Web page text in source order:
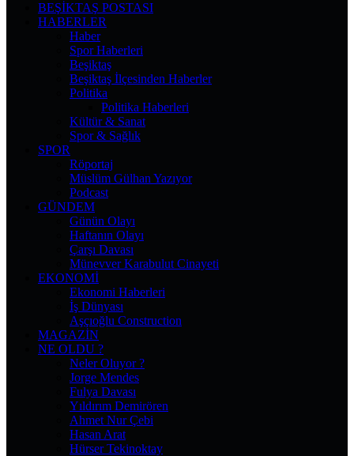
BEŞIKTAŞ POSTASI
HABERLER
Haber
Spor Haberleri
Beşiktaş
Beşiktaş İlçesinden Haberler
Politika
Politika Haberleri
Kültür & Sanat
Spor & Sağlık
SPOR
Röportaj
Müslüm Gülhan Yazıyor
Podcast
GÜNDEM
Günün Olayı
Haftanın Olayı
Çarşı Davası
Münevver Karabulut Cinayeti
EKONOMI
Ekonomi Haberleri
İş Dünyası
Aşçıoğlu Construction
MAGAZIN
NE OLDU ?
Neler Oluyor ?
Jorge Mendes
Fulya Davası
Yıldırım Demirören
Ahmet Nur Çebi
Hasan Arat
Hürser Tekinoktay